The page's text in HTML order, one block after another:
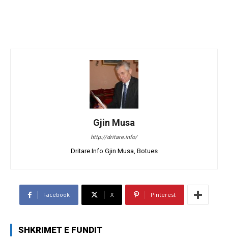
Gjin Musa
http://dritare.info/
Dritare.Info Gjin Musa, Botues
Facebook X Pinterest
SHKRIMET E FUNDIT